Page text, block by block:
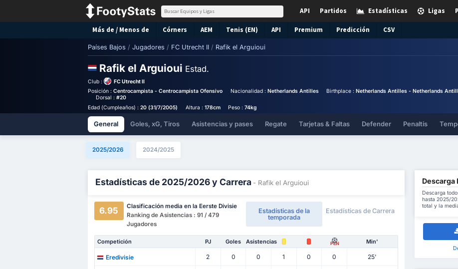
Ligas
Estadísticas
Partidos
API
Más de / Menos de Córners AEM Tenis (EN) API Premium Predicción CSV
Países Bajos / Jugadores / FC Utrecht II / Rafik el Arguioui
Rafik el Arguioui Estad.
Club :
FC Utrecht II
Posición : Centrocampista - Centrocampista Ofensivo Nacionalidad : Netherlands Antilles Birthplace :Netherlands Antilles - Netherlands
Dorsal : #20
Edad (Cumpleaños) : 20 (31/7/2005) Altura : 178cm Peso :74kg
General Goles, xG, Tiros Asistencias y pases Regate Tarjetas & Faltas Defender Penaltis
2025/2026 2024/2025
Estadísticas de 2025/2026 y Carrera - Rafik el Arguioui
6.95
Clasificación media en la Eerste Divisie
Ranking de Asistencias : 91 / 479
Jugadores
Estadísticas de la
temporada
Estadísticas de Carrera
Competición PJ Goles Asistencias PEN Min'
Eredivisie 2 0 0 1 0 0 25'
Descarga
Descarga
hasta 2025/
total y la